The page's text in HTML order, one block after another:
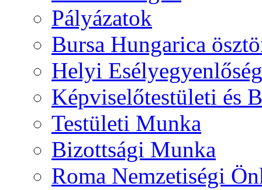
Pályázatok
Bursa Hungarica
Helyi
Képviselőtestületi és
Testületi Munka
Bizottsági Munka
Roma Nemzetiségi